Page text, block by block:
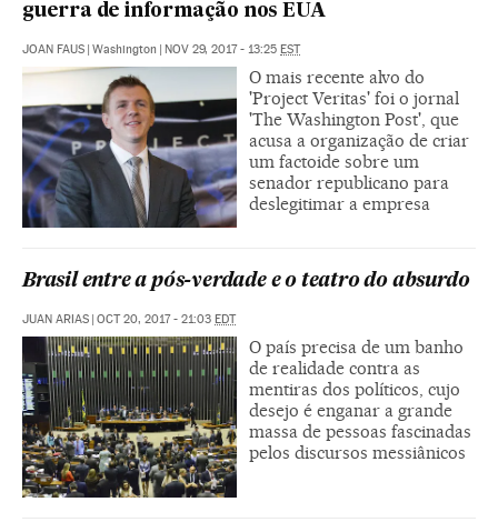
guerra de informação nos EUA
JOAN FAUS | Washington | NOV 29, 2017 - 13:25 EST
O mais recente alvo do
'Project Veritas' foi o jornal
'The Washington Post', que
acusa a organização de criar
um factoide sobre um
senador republicano para
deslegitimar a empresa
Brasil entre a pós-verdade e o teatro do absurdo
JUAN ARIAS | OCT 20, 2017 - 21:03 EDT
O país precisa de um banho
de realidade contra as
mentiras dos políticos, cujo
desejo é enganar a grande
massa de pessoas fascinadas
pelos discursos messiânicos